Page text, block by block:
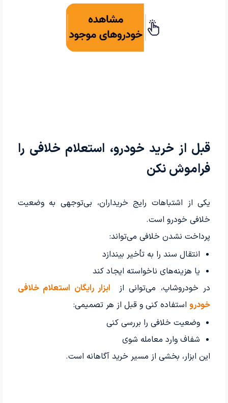
قبل از خرید خودرو، استعلام خلافی را
فراموش نکن
یکی از اشتباهات رایج خریداران، بی‌توجهی به وضعیت
خلافی خودرو است.
پرداخت نشدن خلافی می‌تواند:
انتقال سند را به تأخیر بیندازد
یا هزینه‌های ناخواسته ایجاد کند
در خودروشاپ، می‌توانی از
ابزار رایگان استعلام خلافی
خودرواستفاده کنی و قبل از هر تصمیمی:
وضعیت خلافی را بررسی کنی
شفاف وارد معامله شوی
این ابزار، بخشی از مسیر خرید آگاهانه است.